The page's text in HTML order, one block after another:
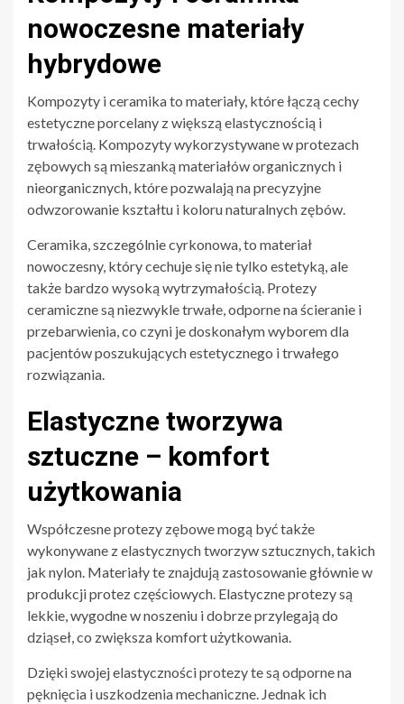
nowoczesne materiały
hybrydowe
Kompozyty i ceramika to materiały, które łączą cechy
estetyczne porcelany z większą elastycznością i
trwałością. Kompozyty wykorzystywane w protezach
zębowych są mieszanką materiałów organicznych i
nieorganicznych, które pozwalają na precyzyjne
odwzorowanie kształtu i koloru naturalnych zębów.
Ceramika, szczególnie cyrkonowa, to materiał
nowoczesny, który cechuje się nie tylko estetyką, ale
także bardzo wysoką wytrzymałością. Protezy
ceramiczne są niezwykle trwałe, odporne na ścieranie i
przebarwienia, co czyni je doskonałym wyborem dla
pacjentów poszukujących estetycznego i trwałego
rozwiązania.
Elastyczne tworzywa
sztuczne – komfort
użytkowania
Współczesne protezy zębowe mogą być także
wykonywane z elastycznych tworzyw sztucznych, takich
jak nylon. Materiały te znajdują zastosowanie głównie w
produkcji protez częściowych. Elastyczne protezy są
lekkie, wygodne w noszeniu i dobrze przylegają do
dziąseł, co zwiększa komfort użytkowania.
Dzięki swojej elastyczności protezy te są odporne na
pęknięcia i uszkodzenia mechaniczne. Jednak ich